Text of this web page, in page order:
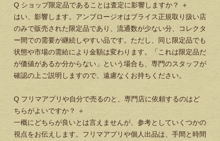
Q ショップ限定品であることは査定に影響しますか？
＋
はい、影響します。アンブロージオはブライス正規取り扱い店
のみで販売された限定品であり、流通数が少ない分、コレクタ
ー間での需要が継続しやすい品です。ただし、同じ限定品でも
状態や市場の需給により金額は変わります。「これは限定品だ
が価値があるか分からない」という場合も、専門のスタッフが
確認の上ご説明しますので、遠慮なくお持ちください。
Q フリマアプリや自分で売るのと、専門店に依頼するのはど
ちらがよいですか？
＋
一概にどちらが良いとは言えませんが、参考としていくつかの
視点をお伝えします。フリマアプリや個人出品は、手間と時間